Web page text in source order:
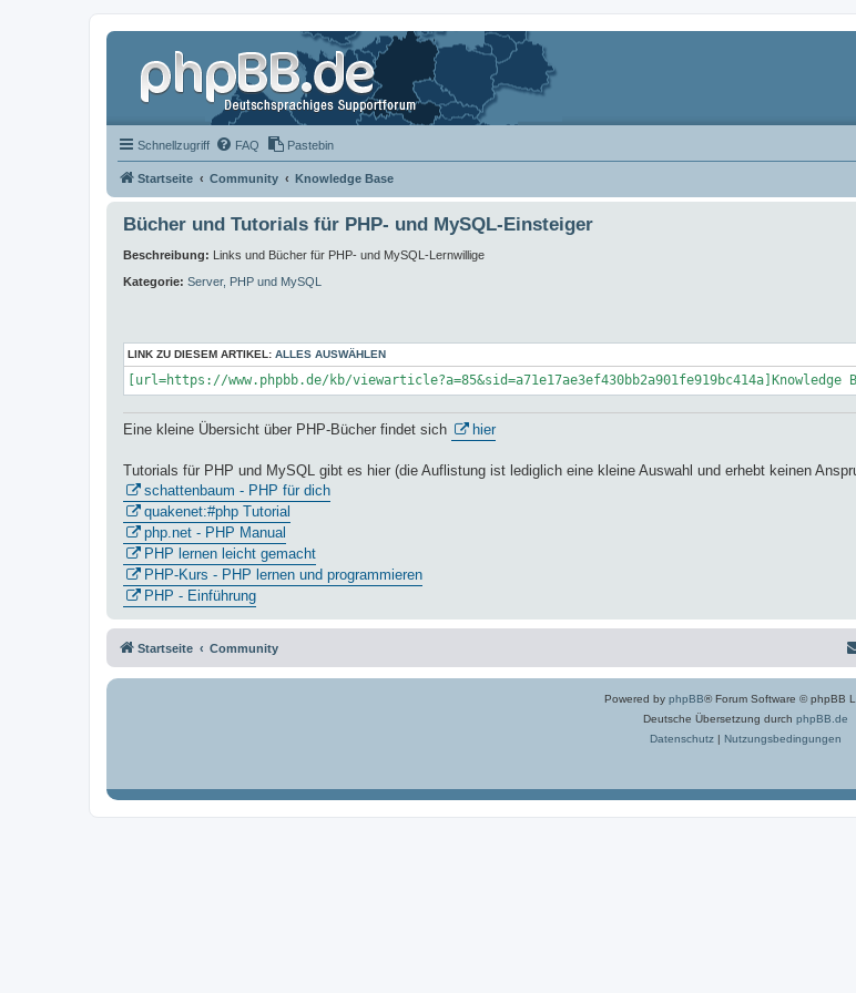
Schnellzugriff FAQ Pastebin
Startseite Community Knowledge Base
Bücher und Tutorials für PHP- und MySQL-Einsteiger
Beschreibung: Links und Bücher für PHP- und MySQL-Lernwillige
Kategorie: Server, PHP und MySQL
LINK ZU DIESEM ARTIKEL: ALLES AUSWÄHLEN
[url=https://www.phpbb.de/kb/
Eine kleine Übersicht über PHP-Bücher findet sich hier
Tutorials für PHP und MySQL gibt es hier (die Auflistung ist lediglich eine kleine Auswahl und erhebt keinen
schattenbaum - PHP für dich
quakenet:#php Tutorial
php.net - PHP Manual
PHP lernen leicht gemacht
PHP-Kurs - PHP lernen und programmieren
PHP - Einführung
Startseite Community
Powered by phpBB® Forum Software © phpBB
Deutsche Übersetzung durch phpBB.de
Datenschutz| Nutzungsbedingungen